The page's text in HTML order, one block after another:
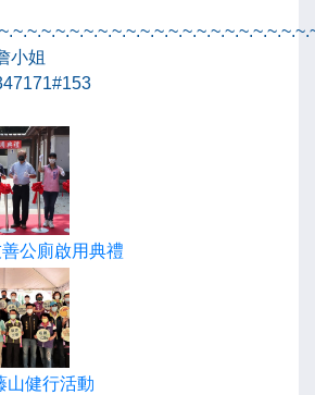
小姐
公廁啟用典禮
山健行活動